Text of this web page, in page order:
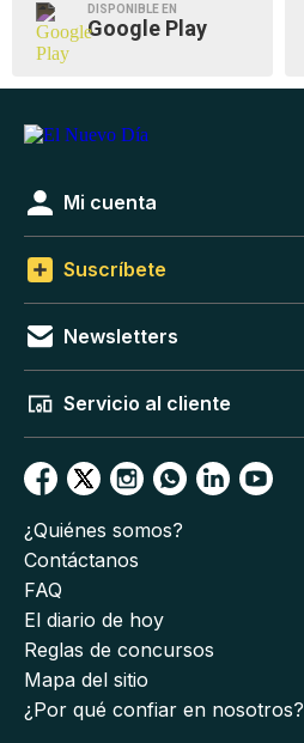
DISPONIBLE EN
Google Play
Mi cuenta
Suscríbete
Newsletters
Servicio al cliente
¿Quiénes somos?
Contáctanos
FAQ
El diario de hoy
Reglas de concursos
Mapa del sitio
¿Por qué confiar en nosotros?